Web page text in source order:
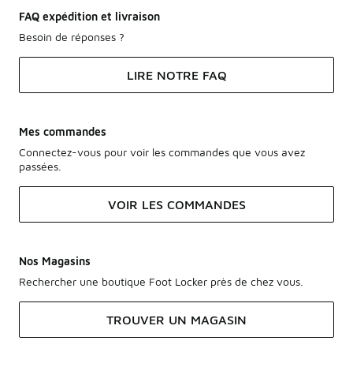
FAQ expédition et livraison
Besoin de réponses ?
LIRE NOTRE FAQ
Mes commandes
Connectez-vous pour voir les commandes que vous avez
passées.
VOIR LES COMMANDES
Nos Magasins
Rechercher une boutique Foot Locker près de chez vous.
TROUVER UN MAGASIN